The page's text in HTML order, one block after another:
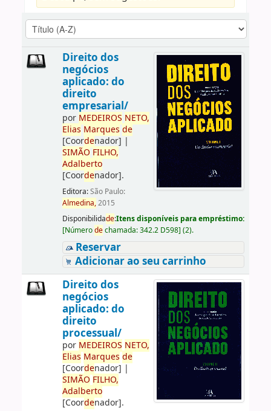
Direito dos
negócios
aplicado: do
direito
empresarial/
por MEDEIROS NETO,
Elias Marques de
[Coordenador] |
SIMÃO FILHO,
Adalberto
[Coordenador].
Editora:São Paulo:
Almedina,2015
Disponibilidade:Itens disponíveis para empréstimo:
[Númerodechamada:342.2 D598] (2).
Reservar
Adicionar ao seu carrinho
Direito dos
negócios
aplicado: do
direito
processual/
por MEDEIROS NETO,
Elias Marques de
[Coordenador] |
SIMÃO FILHO,
Adalberto
[Coordenador].